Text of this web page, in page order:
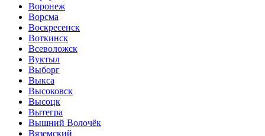
Воронеж
Ворсма
Воскресенск
Воткинск
Всеволожск
Вуктыл
Выборг
Выкса
Высоковск
Высоцк
Вытегра
Вышний Волочёк
Вяземский